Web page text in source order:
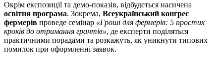
Окрім експозиції та демо-показів, відбудеться насичена
освітня програма. Зокрема, Всеукраїнський конгрес
фермерів проведе семінар «Гроші для фермерів: 5 простих
кроків до отримання грантів», де експерти поділяться
практичними порадами та розкажуть, як уникнути типових
помилок при оформленні заявок.